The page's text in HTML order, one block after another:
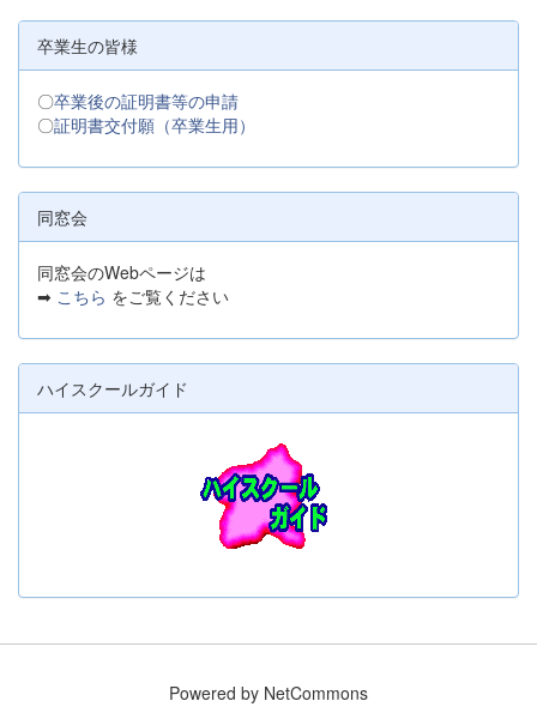
卒業生の皆様
〇卒業後の証明書等の申請
〇証明書交付願（卒業生用）
同窓会
同窓会のWebページは
➡ こちら をご覧ください
ハイスクールガイド
Powered by NetCommons